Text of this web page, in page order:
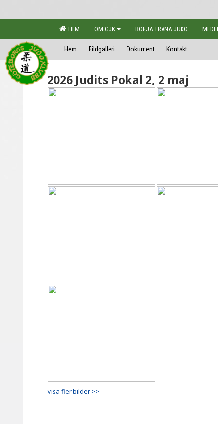
HEM OM GJK BÖRJA TRÄNA JUDO
Hem Bildgalleri Dokument Kontakt
2026 Judits Pokal 2, 2 maj
Visa fler bilder >>